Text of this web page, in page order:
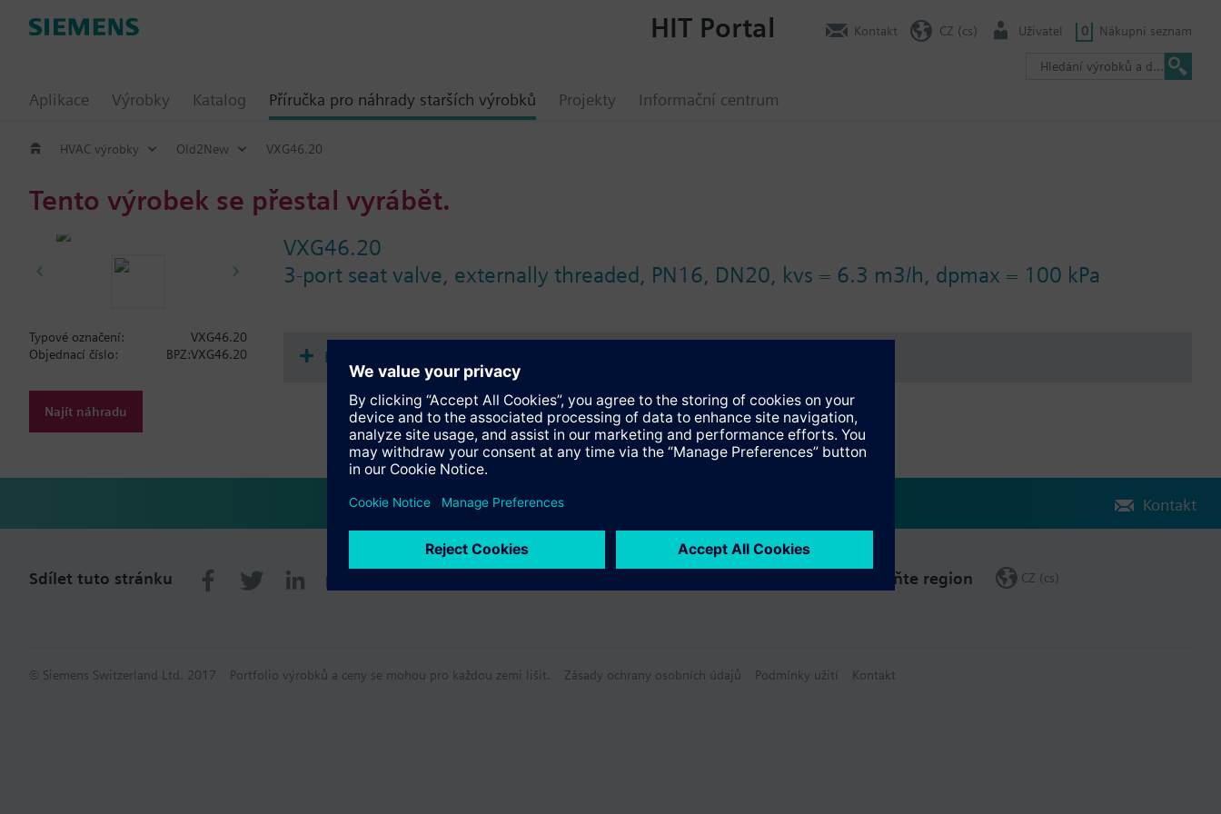
Aplikace Výrobky Katalog Příručka pro náhrady starších výrobků Projekty Informační centrum
HIT Portal Kontakt CZ (cs) Uživatel 0 Nákupní seznam
HVAC výrobky Old2New VXG46.20
Tento výrobek se přestal vyrábět.
VXG46.20
3-port seat valve, externally threaded, PN16, DN20, kvs = 6.3 m3/h, dpmax = 100 kPa
Typové označení:
VXG46.20
Objednací číslo:
BPZ:VXG46.20
Najít náhradu
Dokumentace
Kontakt
Sdílet tuto stránku Změňte region CZ (cs)
© Siemens Switzerland Ltd. 2017 Portfolio výrobků a ceny se mohou pro každou zemi lišit. Zásady ochrany osobních údajů Podmínky užití Kontakt